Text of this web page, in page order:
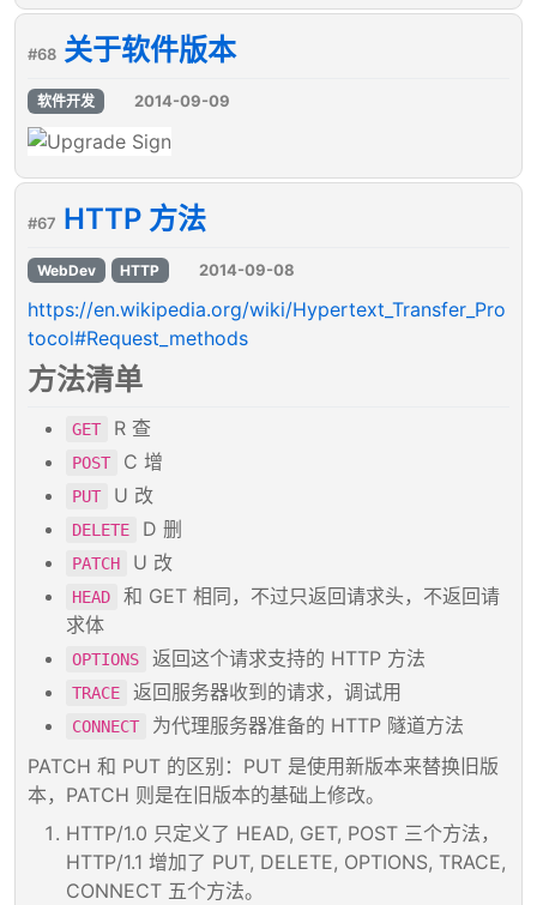
#68 关于软件版本
软件开发 2014-09-09
#67 HTTP 方法
WebDev HTTP 2014-09-08
https://en.wikipedia.org/wiki/Hypertext_Transfer_Pro
tocol#Request_methods
方法清单
GET R 查
POST C 增
PUT U 改
DELETE D 删
PATCH U 改
HEAD
和 GET 相同，不过只返回请求头，不返回请
求体
OPTIONS 返回这个请求支持的 HTTP 方法
TRACE 返回服务器收到的请求，调试用
CONNECT
为代理服务器准备的 HTTP 隧道方法
PATCH 和 PUT 的区别：PUT 是使用新版本来替换旧版
本，PATCH 则是在旧版本的基础上修改。
HTTP/1.0 只定义了 HEAD, GET, POST 三个方法，
HTTP/1.1 增加了 PUT, DELETE, OPTIONS, TRACE,
CONNECT 五个方法。